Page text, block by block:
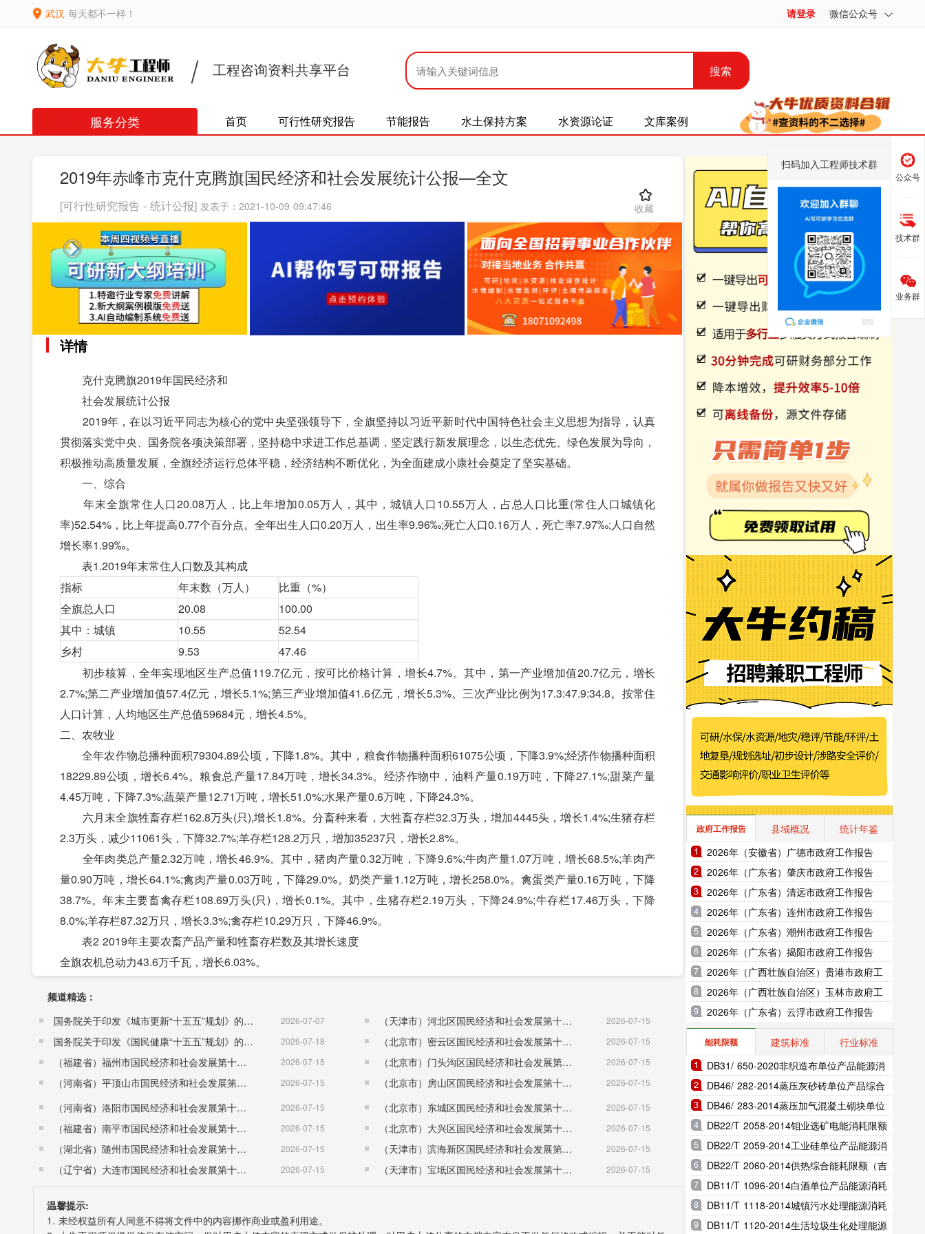
武汉 每天都不一样！ 请登录 微信公众号
工程咨询资料共享平台 搜索
服务分类 首页 可行性研究报告 节能报告 水土保持方案 水资源论证 文库案例
2019年赤峰市克什克腾旗国民经济和社会发展统计公报—全文
[可行性研究报告 - 统计公报] 发表于：2021-10-09 09:47:46 收藏
详情
克什克腾旗2019年国民经济和
社会发展统计公报
2019年，在以习近平同志为核心的党中央坚强领导下，全旗坚持以习近平新时代中国特色社会主义思想为指导，认真
贯彻落实党中央、国务院各项决策部署，坚持稳中求进工作总基调，坚定践行新发展理念，以生态优先、绿色发展为导向，
积极推动高质量发展，全旗经济运行总体平稳，经济结构不断优化，为全面建成小康社会奠定了坚实基础。
一、综合
年末全旗常住人口20.08万人，比上年增加0.05万人，其中，城镇人口10.55万人，占总人口比重(常住人口城镇化
率)52.54%，比上年提高0.77个百分点。全年出生人口0.20万人，出生率9.96‰;死亡人口0.16万人，死亡率7.97‰;人口自然
增长率1.99‰。
表1.2019年末常住人口数及其构成
指标
年末数（万人）
比重（%）
全旗总人口
20.08
100.00
其中：城镇
10.55
52.54
乡村
9.53
47.46
初步核算，全年实现地区生产总值119.7亿元，按可比价格计算，增长4.7%。其中，第一产业增加值20.7亿元，增长
2.7%;第二产业增加值57.4亿元，增长5.1%;第三产业增加值41.6亿元，增长5.3%。三次产业比例为17.3:47.9:34.8。按常住
人口计算，人均地区生产总值59684元，增长4.5%。
二、农牧业
全年农作物总播种面积79304.89公顷，下降1.8%。其中，粮食作物播种面积61075公顷，下降3.9%;经济作物播种面积
18229.89公顷，增长6.4%。粮食总产量17.84万吨，增长34.3%。经济作物中，油料产量0.19万吨，下降27.1%;甜菜产量
4.45万吨，下降7.3%;蔬菜产量12.71万吨，增长51.0%;水果产量0.6万吨，下降24.3%。
六月末全旗牲畜存栏162.8万头(只),增长1.8%。分畜种来看，大牲畜存栏32.3万头，增加4445头，增长1.4%;生猪存栏
2.3万头，减少11061头，下降32.7%;羊存栏128.2万只，增加35237只，增长2.8%。
全年肉类总产量2.32万吨，增长46.9%。其中，猪肉产量0.32万吨，下降9.6%;牛肉产量1.07万吨，增长68.5%;羊肉产
量0.90万吨，增长64.1%;禽肉产量0.03万吨，下降29.0%。奶类产量1.12万吨，增长258.0%。禽蛋类产量0.16万吨，下降
38.7%。年末主要畜禽存栏108.69万头(只)，增长0.1%。其中，生猪存栏2.19万头，下降24.9%;牛存栏17.46万头，下降
8.0%;羊存栏87.32万只，增长3.3%;禽存栏10.29万只，下降46.9%。
表2 2019年主要农畜产品产量和牲畜存栏数及其增长速度
全旗农机总动力43.6万千瓦，增长6.03%。
全年全部工业增加值比上年增长2.8%。其中，规模以上工业(年主营业务收入2000万元及以上的工业企业法人)增加值
增速2.8%
指标
单 位 绝对数
比上年增长（%）
粮食
万吨
油料
万吨
甜菜
万吨
蔬菜
万 吨
水果（含果用瓜）
万吨
肉类总产量
万吨
牛肉
万吨 1.07
频道精选：
国务院关于印发《城市更新“十五五”规划》的通知（国发〔2026〕12号）
2026-07-07
国务院关于印发《国民健康“十五五”规划》的通知 （国发〔2026〕23号） 2026-07-18
（福建省）福州市国民经济和社会发展第十五个五年规划纲要 2026-07-15
（河南省）平顶山市国民经济和社会发展第十五个五年规划纲要 2026-07-15
（河南省）洛阳市国民经济和社会发展第十五个五年规划纲要 2026-07-15
（福建省）南平市国民经济和社会发展第十五个五年规划纲要 2026-07-15
（湖北省）随州市国民经济和社会发展第十五个五年规划纲要 2026-07-15
（辽宁省）大连市国民经济和社会发展第十五个五年规划纲要 2026-07-15
（天津市）河北区国民经济和社会发展第十五个五年规划纲要 2026-07-15
（北京市）密云区国民经济和社会发展第十五个五年规划纲要 2026-07-15
（北京市）门头沟区国民经济和社会发展第十五个五年规划纲要 2026-07-15
（北京市）房山区国民经济和社会发展第十五个五年规划纲要 2026-07-15
（北京市）东城区国民经济和社会发展第十五个五年规划纲要 2026-07-15
（北京市）大兴区国民经济和社会发展第十五个五年规划纲要 2026-07-15
（天津市）滨海新区国民经济和社会发展第十五个五年规划纲要 2026-07-15
（天津市）宝坻区国民经济和社会发展第十五个五年规划纲要 2026-07-15
温馨提示:
1. 未经权益所有人同意不得将文件中的内容挪作商业或盈利用途。
政府工作报告 县域概况
统计年鉴
2026年（安徽省）广德市政府工作报告
2026年（广东省）肇庆市政府工作报告
2026年（广东省）清远市政府工作报告
2026年（广东省）连州市政府工作报告
2026年（广东省）潮州市政府工作报告
2026年（广东省）揭阳市政府工作报告
2026年（广西壮族自治区）贵港市政府工
作报告
2026年（广西壮族自治区）玉林市政府工
作报告
2026年（广东省）云浮市政府工作报告
能耗限额 建筑标准
行业标准
DB31/ 650-2020非织造布单位产品能源消
耗限额（上海市地方标准）
DB46/ 282-2014蒸压灰砂砖单位产品综合
能耗和电耗限额（海南省地方标准）
DB46/ 283-2014蒸压加气混凝土砌块单位
产品综合能耗和电耗限额（海南省地方标
准）
DB22/T 2058-2014钼业选矿电能消耗限额
（吉林省地方标准）
DB22/T 2059-2014工业硅单位产品能源消
耗限额（吉林省地方标准）
DB22/T 2060-2014供热综合能耗限额（吉
林省地方标准）
DB11/T 1096-2014白酒单位产品能源消耗
限额（北京市地方标准）
DB11/T 1118-2014城镇污水处理能源消耗
限额（北京市地方标准）
DB11/T 1120-2014生活垃圾生化处理能源
公众号
技术群
扫码加入工程师技术群
业务群